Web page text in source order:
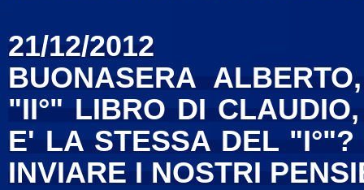
21/12/2012
BUONASERA
"II°" LIBRO DI
E' LA STESSA DEL "I°"?
INVIARE I NOSTRI